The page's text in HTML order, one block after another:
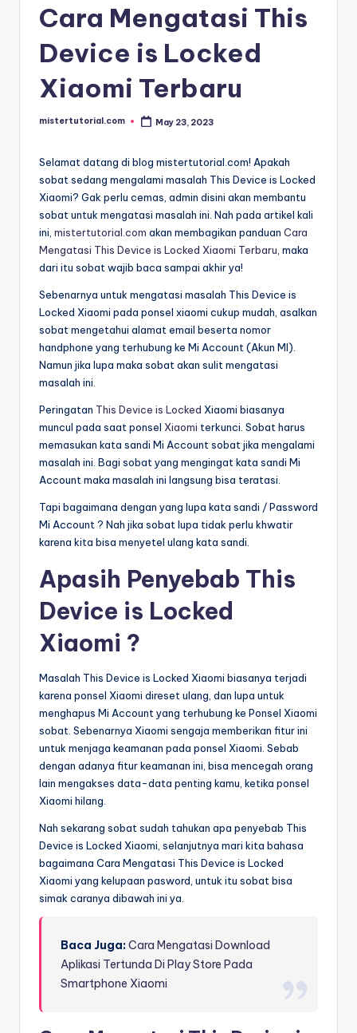
Cara Mengatasi This
Device is Locked
Xiaomi Terbaru
Posted
mistertutorial.com May 23, 2023
Selamat datang di blog mistertutorial.com! Apakah
sobat sedang mengalami masalah This Device is Locked
Xiaomi? Gak perlu cemas, admin disini akan membantu
sobat untuk mengatasi masalah ini. Nah pada artikel kali
ini, mistertutorial.com akan membagikan panduan Cara
Mengatasi This Device is Locked Xiaomi Terbaru , maka
dari itu sobat wajib baca sampai akhir ya!
Sebenarnya untuk mengatasi masalah This Device is
Locked Xiaomi pada ponsel xiaomi cukup mudah, asalkan
sobat mengetahui alamat email beserta nomor
handphone yang terhubung ke Mi Account (Akun MI).
Namun jika lupa maka sobat akan sulit mengatasi
masalah ini.
Peringatan This Device is Locked Xiaomi biasanya
muncul pada saat ponsel Xiaomi terkunci. Sobat harus
memasukan kata sandi Mi Account sobat jika mengalami
masalah ini. Bagi sobat yang mengingat kata sandi Mi
Account maka masalah ini langsung bisa teratasi.
Tapi bagaimana dengan yang lupa kata sandi / Password
Mi Account ? Nah jika sobat lupa tidak perlu khwatir
karena kita bisa menyetel ulang kata sandi.
Apasih Penyebab This
Device is Locked
Xiaomi ?
Masalah This Device is Locked Xiaomi biasanya terjadi
karena ponsel Xiaomi direset ulang, dan lupa untuk
menghapus Mi Account yang terhubung ke Ponsel Xiaomi
sobat. Sebenarnya Xiaomi sengaja memberikan fitur ini
untuk menjaga keamanan pada ponsel Xiaomi. Sebab
dengan adanya fitur keamanan ini, bisa mencegah orang
lain mengakses data-data penting kamu, ketika ponsel
Xiaomi hilang.
Nah sekarang sobat sudah tahukan apa penyebab This
Device is Locked Xiaomi, selanjutnya mari kita bahasa
bagaimana Cara Mengatasi This Device is Locked
Xiaomi yang kelupaan pasword, untuk itu sobat bisa
simak caranya dibawah ini ya.
Baca Juga:Cara Mengatasi Download
Aplikasi Tertunda Di Play Store Pada
Smartphone Xiaomi